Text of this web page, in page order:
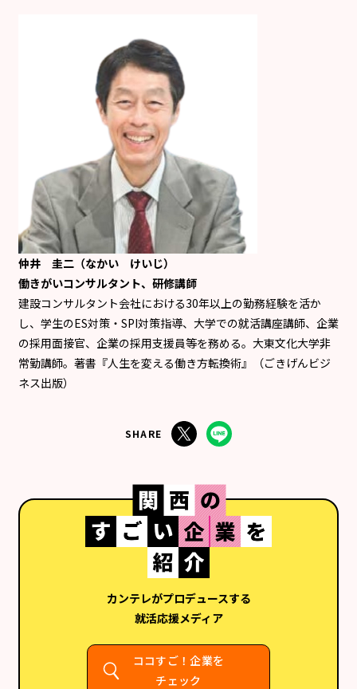
仲井 圭二（なかい けいじ）
働きがいコンサルタント、研修講師
建設コンサルタント会社における30年以上の勤務経験を活か
し、学生のES対策・SPI対策指導、大学での就活講座講師、企業
の採用面接官、企業の採用支援員等を務める。大東文化大学非
常勤講師。著書『人生を変える働き方転換術』（ごきげんビジ
ネス出版）
SHARE
カンテレがプロデュースする
就活応援メディア
ココすご！企業を
チェック